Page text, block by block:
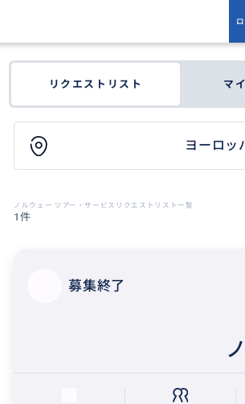
リクエストリスト マ
ヨーロッ
ノルウェー ツアー・サービスリクエストリスト一覧
1件
募集終了